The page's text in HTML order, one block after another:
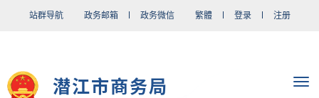
站群导航 政务邮箱 政务微信 繁體 登录 注册
潜江市商务局